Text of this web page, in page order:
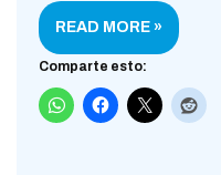
READ MORE »
Comparte esto: